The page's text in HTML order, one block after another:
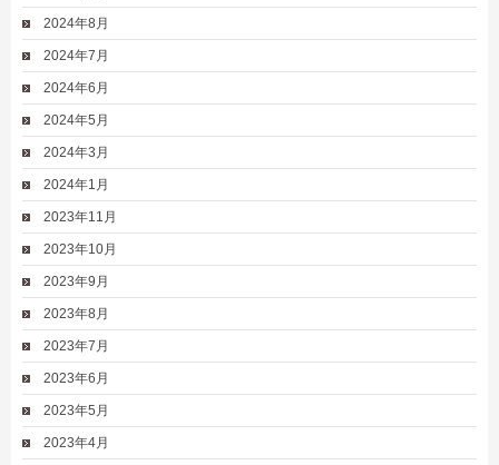
2024年8月
2024年7月
2024年6月
2024年5月
2024年3月
2024年1月
2023年11月
2023年10月
2023年9月
2023年8月
2023年7月
2023年6月
2023年5月
2023年4月